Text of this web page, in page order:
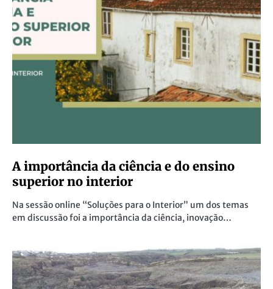
Sindicato quer mais 25% para
trabalhadores das cantinas dos
hospitais
dos trabalhadores do sector da hotelaria, restaurantes…